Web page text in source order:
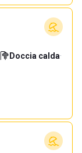
Doccia calda·